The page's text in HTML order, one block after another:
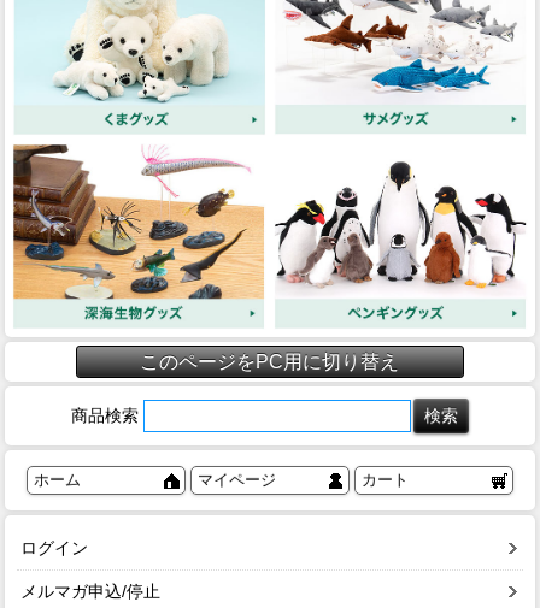
このページをPC用に切り替え
商品検索
ホーム マイページ カート
ログイン
メルマガ申込/停止